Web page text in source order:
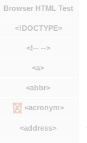
Browser HTML Test
<!DOCTYPE>
<!-- -->
<a>
<abbr>
<acronym>
<address>